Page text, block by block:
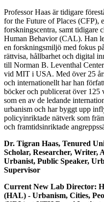
Professor Haas är tidigare
for the Future of Places (CFP),
forskningscentra, samt tidigare
Human Behavior (CAL). Han
en forskningsmiljö med fokus
rättvisa, hållbarhet och digital
till Norman B. Leventhal
vid MIT i USA. Med över 25
och internationellt har han
böcker och publicerat över 125
som en av de ledande
urbanism och har byggt upp
policyinriktade nätverk som
och framtidsinriktade
Dr. Tigran Haas, Tenured
Scholar, Researcher, Writer,
Urbanist, Public Speaker,
Supervisor
Current New Lab Director:
(HAL) - Urbanism, Cities,